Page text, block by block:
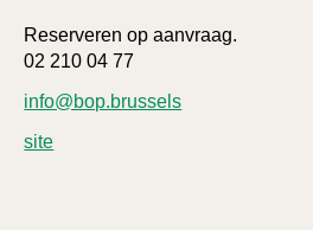
Reserveren op aanvraag.
02 210 04 77
info@bop.brussels
site